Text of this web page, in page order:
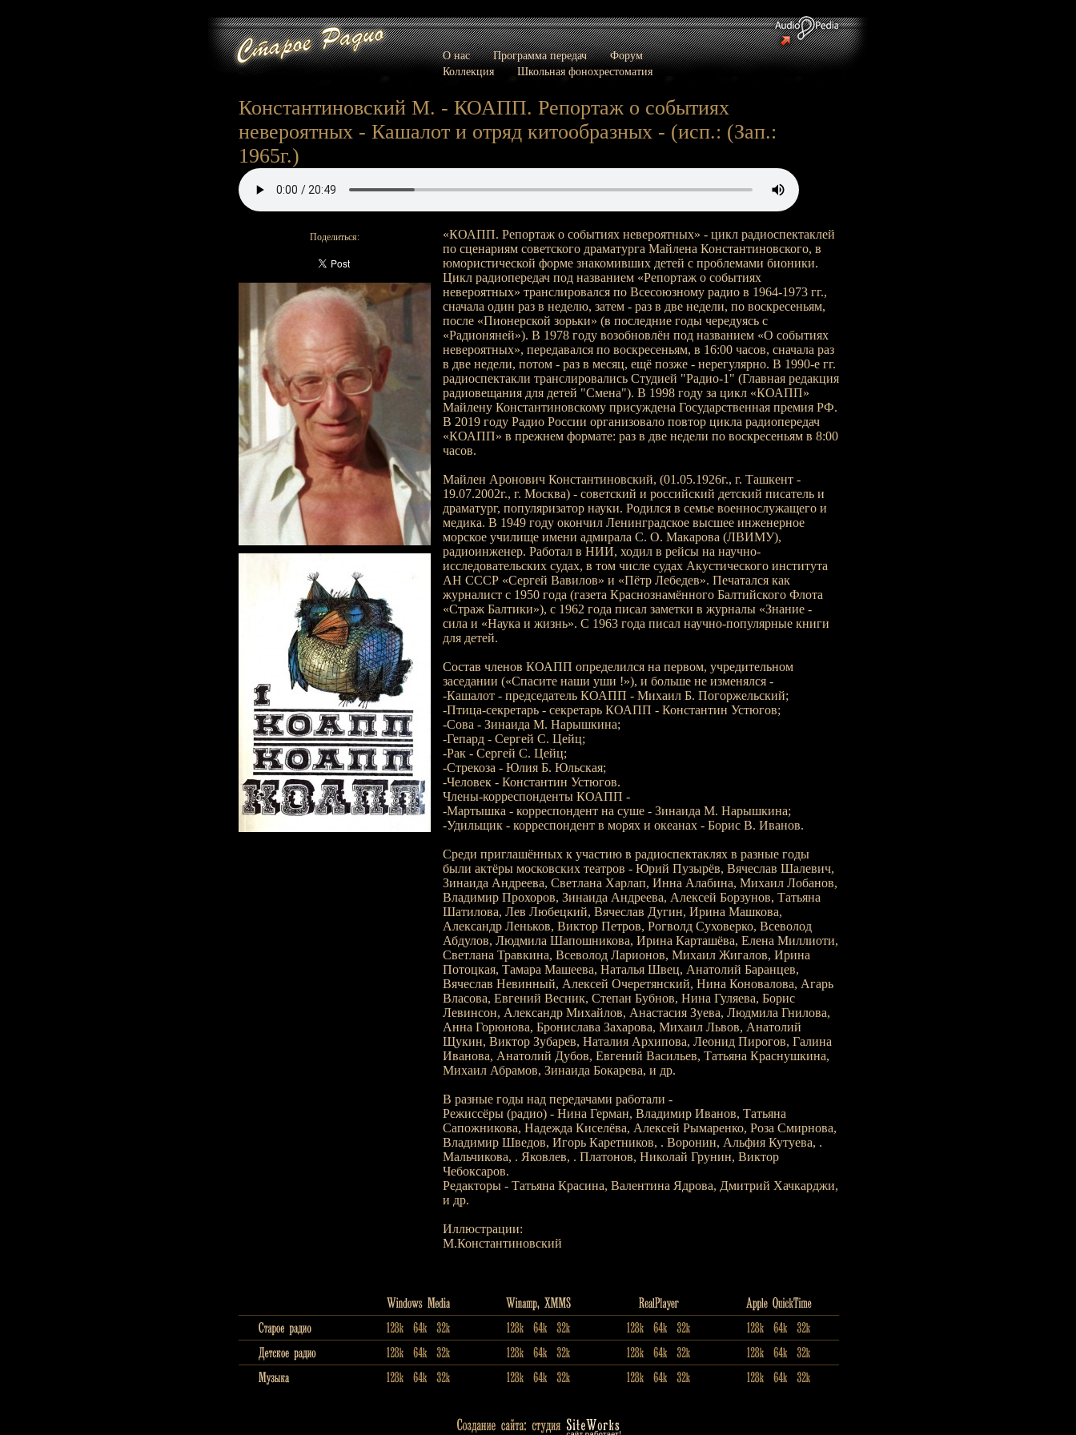
О нас Программа передач
Форум
Коллекция
Школьная фонохрестоматия
Константиновский М. - КОАПП. Репортаж о событиях
невероятных - Кашалот и отряд китообразных - (исп.: (Зап.:
1965г.)
Поделиться:
«КОАПП. Репортаж о событиях невероятных» - цикл радиоспектаклей
по сценариям советского драматурга Майлена Константиновского, в
юмористической форме знакомивших детей с проблемами бионики.
Цикл радиопередач под названием «Репортаж о событиях
невероятных» транслировался по Всесоюзному радио в 1964-1973 гг.,
сначала один раз в неделю, затем - раз в две недели, по воскресеньям,
после «Пионерской зорьки» (в последние годы чередуясь с
«Радионяней»). В 1978 году возобновлён под названием «О событиях
невероятных», передавался по воскресеньям, в 16:00 часов, сначала раз
в две недели, потом - раз в месяц, ещё позже - нерегулярно. В 1990-е гг.
радиоспектакли транслировались Студией "Радио-1" (Главная редакция
радиовещания для детей "Смена"). В 1998 году за цикл «КОАПП»
Майлену Константиновскому присуждена Государственная премия РФ.
В 2019 году Радио России организовало повтор цикла радиопередач
«КОАПП» в прежнем формате: раз в две недели по воскресеньям в 8:00
часов.
Майлен Аронович Константиновский, (01.05.1926г., г. Ташкент -
19.07.2002г., г. Москва) - советский и российский детский писатель и
драматург, популяризатор науки. Родился в семье военнослужащего и
медика. В 1949 году окончил Ленинградское высшее инженерное
морское училище имени адмирала С. О. Макарова (ЛВИМУ),
радиоинженер. Работал в НИИ, ходил в рейсы на научно-
исследовательских судах, в том числе судах Акустического института
АН СССР «Сергей Вавилов» и «Пётр Лебедев». Печатался как
журналист с 1950 года (газета Краснознамённого Балтийского Флота
«Страж Балтики»), с 1962 года писал заметки в журналы «Знание -
сила и «Наука и жизнь». С 1963 года писал научно-популярные книги
для детей.
Состав членов КОАПП определился на первом, учредительном
заседании («Спасите наши уши !»), и больше не изменялся -
-Кашалот - председатель КОАПП - Михаил Б. Погоржельский;
-Птица-секретарь - секретарь КОАПП - Константин Устюгов;
-Сова - Зинаида М. Нарышкина;
-Гепард - Сергей С. Цейц;
-Рак - Сергей С. Цейц;
-Стрекоза - Юлия Б. Юльская;
-Человек - Константин Устюгов.
Члены-корреспонденты КОАПП -
-Мартышка - корреспондент на суше - Зинаида М. Нарышкина;
-Удильщик - корреспондент в морях и океанах - Борис В. Иванов.
Среди приглашённых к участию в радиоспектаклях в разные годы
были актёры московских театров - Юрий Пузырёв, Вячеслав Шалевич,
Зинаида Андреева, Светлана Харлап, Инна Алабина, Михаил Лобанов,
Владимир Прохоров, Зинаида Андреева, Алексей Борзунов, Татьяна
Шатилова, Лев Любецкий, Вячеслав Дугин, Ирина Машкова,
Александр Леньков, Виктор Петров, Рогволд Суховерко, Всеволод
Абдулов, Людмила Шапошникова, Ирина Карташёва, Елена Миллиоти,
Светлана Травкина, Всеволод Ларионов, Михаил Жигалов, Ирина
Потоцкая, Тамара Машеева, Наталья Швец, Анатолий Баранцев,
Вячеслав Невинный, Алексей Очеретянский, Нина Коновалова, Агарь
Власова, Евгений Весник, Степан Бубнов, Нина Гуляева, Борис
Левинсон, Александр Михайлов, Анастасия Зуева, Людмила Гнилова,
Анна Горюнова, Бронислава Захарова, Михаил Львов, Анатолий
Щукин, Виктор Зубарев, Наталия Архипова, Леонид Пирогов, Галина
Иванова, Анатолий Дубов, Евгений Васильев, Татьяна Краснушкина,
Михаил Абрамов, Зинаида Бокарева, и др.
В разные годы над передачами работали -
Режиссёры (радио) - Нина Герман, Владимир Иванов, Татьяна
Сапожникова, Надежда Киселёва, Алексей Рымаренко, Роза Смирнова,
Владимир Шведов, Игорь Каретников, . Воронин, Альфия Кутуева, .
Мальчикова, . Яковлев, . Платонов, Николай Грунин, Виктор
Чебоксаров.
Редакторы - Татьяна Красина, Валентина Ядрова, Дмитрий Хачкарджи,
и др.
Иллюстрации:
М.Константиновский